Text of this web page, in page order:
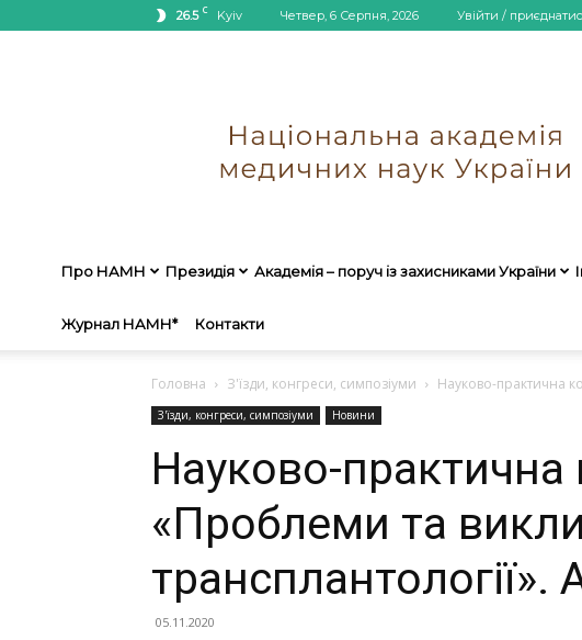
26.5 C Kyiv Четвер, 6 Серпня, 2026 Увійти /
Про НАМН Президія Академія – поруч із захисниками України
Журнал НАМН* Контакти
Головна З'їзди, конгреси, симпозіуми Науково-практична
З'їзди, конгреси, симпозіуми Новини
Науково-практична
«Проблеми та
трансплантології».
05.11.2020